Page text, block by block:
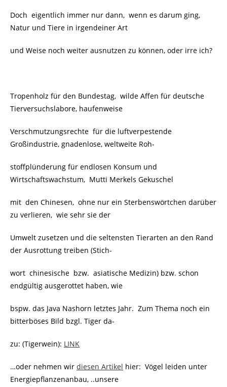
Doch eigentlich immer nur dann, wenn es darum ging,
Natur und Tiere in irgendeiner Art
und Weise noch weiter ausnutzen zu können, oder irre ich?
Tropenholz für den Bundestag, wilde Affen für deutsche
Tierversuchslabore, haufenweise
Verschmutzungsrechte für die luftverpestende
Großindustrie, gnadenlose, weltweite Roh-
stoffplünderung für endlosen Konsum und
Wirtschaftswachstum, Mutti Merkels Gekuschel
mit den Chinesen, ohne nur ein Sterbenswörtchen darüber
zu verlieren, wie sehr sie der
Umwelt zusetzen und die seltensten Tierarten an den Rand
der Ausrottung treiben (Stich-
wort chinesische bzw. asiatische Medizin) bzw. schon
endgültig ausgerottet haben, wie
bspw. das Java Nashorn letztes Jahr. Zum Thema noch ein
bitterböses Bild bzgl. Tiger da-
zu: (Tigerwein): LINK
…oder nehmen wir diesen Artikel hier: Vögel leiden unter
Energiepflanzenanbau, ..unsere